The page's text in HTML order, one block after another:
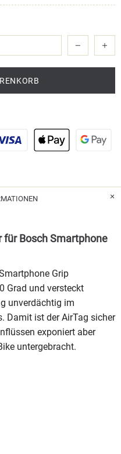
für Bosch Smartphone
Grip
Grad und versteckt
unverdächtig im
Damit ist der AirTag sicher
exponiert aber
untergebracht.